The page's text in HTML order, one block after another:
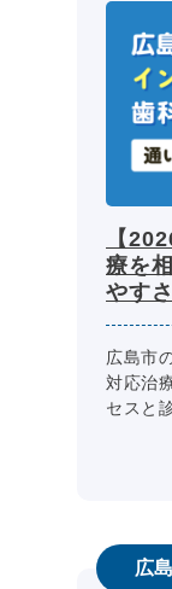
【
療を
やす
広島市
対応治
セスと
掲載情
広